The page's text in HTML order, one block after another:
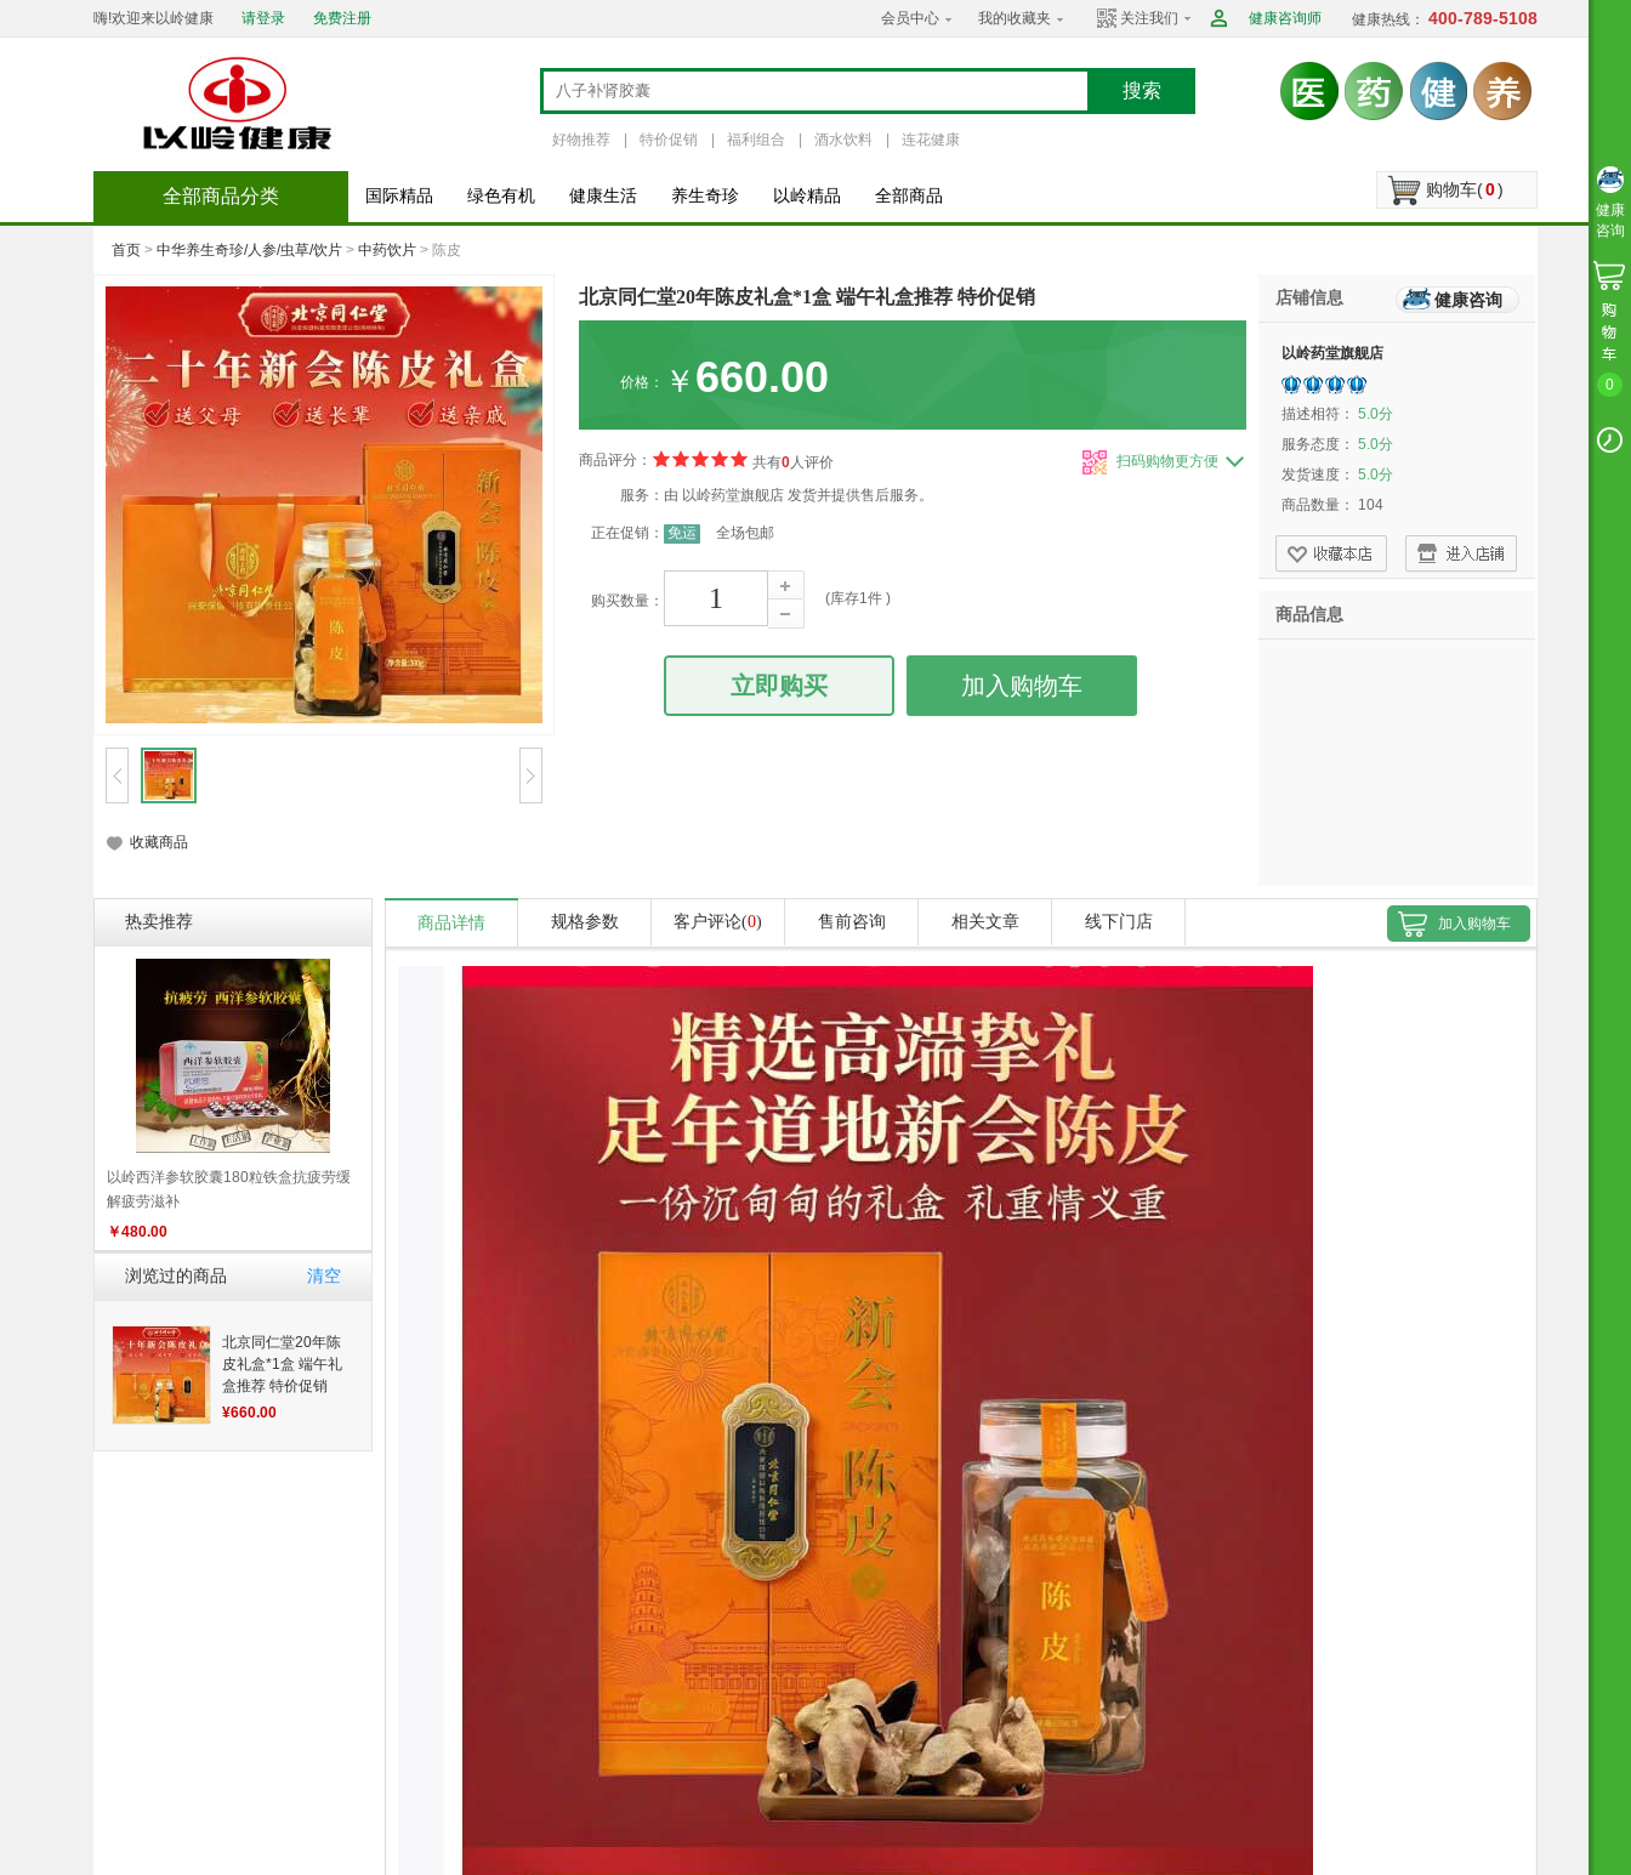
嗨!欢迎来以岭健康 请登录 免费注册 会员中心 我的收藏夹 关注我们 健康咨询师 健康热线： 400-789-5108
搜索
好物推荐 特价促销 福利组合 酒水饮料 连花健康
购物车(0)
全部商品分类 国际精品 绿色有机 健康生活 养生奇珍 以岭精品 全部商品
首页 > 中华养生奇珍/人参/虫草/饮片 > 中药饮片 > 陈皮
收藏商品
北京同仁堂20年陈皮礼盒*1盒 端午礼盒推荐 特价促销
价格： ￥ 660.00
商品评分： 共有0人评价
扫码购物更方便
服务： 由 以岭药堂旗舰店 发货并提供售后服务。
正在促销： 免运 全场包邮
购买数量： (库存1件 )
立即购买 加入购物车
店铺信息 健康咨询
以岭药堂旗舰店
描述相符： 5.0分
服务态度： 5.0分
发货速度： 5.0分
商品数量：
104
商品信息
热卖推荐
以岭西洋参软胶囊180粒铁盒抗疲劳缓
解疲劳滋补
￥480.00
浏览过的商品 清空
北京同仁堂20年陈
皮礼盒*1盒 端午礼
盒推荐 特价促销
¥660.00
商品详情 规格参数 客户评论(0) 售前咨询 相关文章 线下门店 加入购物车
健康
咨询
0